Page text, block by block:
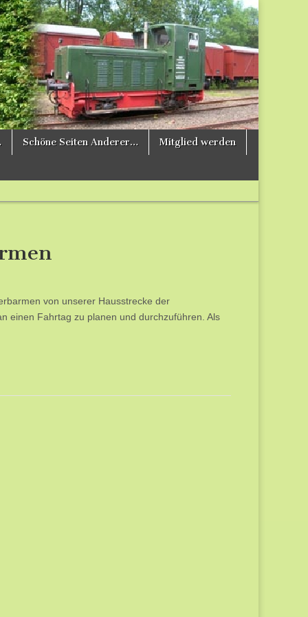
Schöne Seiten Anderer… Mitglied werden
von unserer Hausstrecke der
einen Fahrtag zu planen und durchzuführen. Als